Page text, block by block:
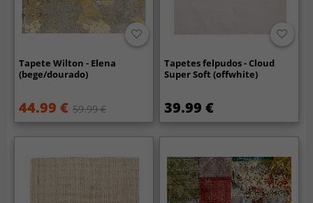
Tapete Wilton - Elena
(bege/dourado)
44.99 € 59.99 €
Tapetes felpudos - Cloud
Super Soft (offwhite)
39.99 €